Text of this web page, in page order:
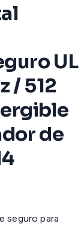
UL
/ 512
de
seguro para